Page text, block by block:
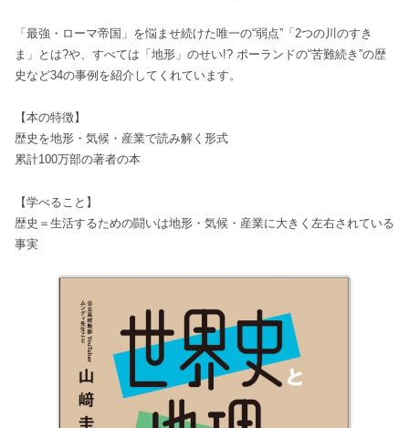
「最強・ローマ帝国」を悩ませ続けた唯一の“弱点”「2つの川のすき
ま」とは?や、すべては「地形」のせい!? ポーランドの“苦難続き”の歴
史など34の事例を紹介してくれています。
【本の特徴】
歴史を地形・気候・産業で読み解く形式
累計100万部の著者の本
【学べること】
歴史＝生活するための闘いは地形・気候・産業に大きく左右されている
事実